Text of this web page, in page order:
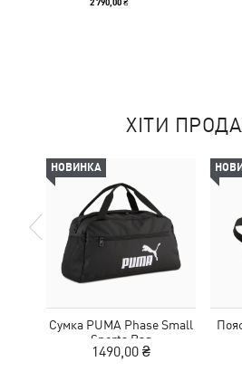
2 790,00 ₴
ХІТИ
НОВИНКА
Сумка PUMA Phase Small
Sports Bag
1490,00 ₴